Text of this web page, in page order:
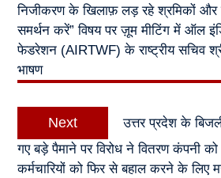
निजीकरण के खिलाफ़ लड़ रहे श्रमिकों और
समर्थन करें” विषय पर ज़ूम मीटिंग में ऑल
फेडरेशन (AIRTWF) के राष्ट्रीय सचिव
भाषण
Next
post:
उत्तर प्रदेश के बिजली
गए बड़े पैमाने पर विरोध ने वितरण कंपनी
कर्मचारियों को फिर से बहाल करने के लिए